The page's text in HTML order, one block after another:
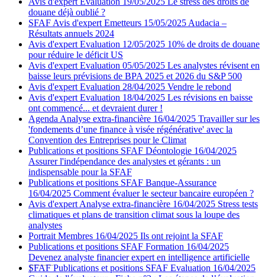
douane déjà oublié ?
SFAF Avis d'expert Emetteurs 15/05/2025 Audacia –
Résultats annuels 2024
Avis d'expert Evaluation 12/05/2025 10% de droits de douane
pour réduire le déficit US
Avis d'expert Evaluation 05/05/2025 Les analystes révisent en
baisse leurs prévisions de BPA 2025 et 2026 du S&P 500
Avis d'expert Evaluation 28/04/2025 Vendre le rebond
Avis d'expert Evaluation 18/04/2025 Les révisions en baisse
ont commencé... et devraient durer !
Agenda Analyse extra-financière 16/04/2025 Travailler sur les
'fondements d’une finance à visée régénérative' avec la
Convention des Entreprises pour le Climat
Publications et positions SFAF Déontologie 16/04/2025
Assurer l'indépendance des analystes et gérants : un
indispensable pour la SFAF
Publications et positions SFAF Banque-Assurance
16/04/2025 Comment évaluer le secteur bancaire européen ?
Avis d'expert Analyse extra-financière 16/04/2025 Stress tests
climatiques et plans de transition climat sous la loupe des
analystes
Portrait Membres 16/04/2025 Ils ont rejoint la SFAF
Publications et positions SFAF Formation 16/04/2025
Devenez analyste financier expert en intelligence artificielle
SFAF Publications et positions SFAF Evaluation 16/04/2025